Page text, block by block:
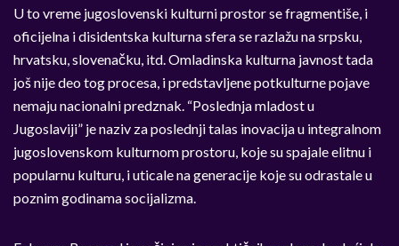
U to vreme jugoslovenski kulturni prostor se fragmentiše, i
oficijelna i disidentska kulturna sfera se razlažu na srpsku,
hrvatsku, slovenačku, itd. Omladinska kulturna javnost tada
još nije deo tog procesa, i predstavljene potkulturne pojave
nemaju nacionalni predznak. “Poslednja mladost u
Jugoslaviji” je naziv za poslednji talas inovacija u integralnom
jugoslovenskom kulturnom prostoru, koje su spajale elitnu i
popularnu kulturu, i uticale na generacije koje su odrastale u
poznim godinama socijalizma.